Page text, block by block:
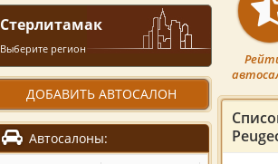
Стерлитамак
Выберите регион
ДОБАВИТЬ АВТОСАЛОН
Автосалоны: